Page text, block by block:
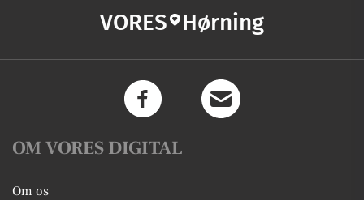
VORES Hørning
OM VORES DIGITAL
Om os